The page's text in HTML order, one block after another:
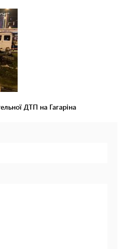
ДТП на Гагаріна